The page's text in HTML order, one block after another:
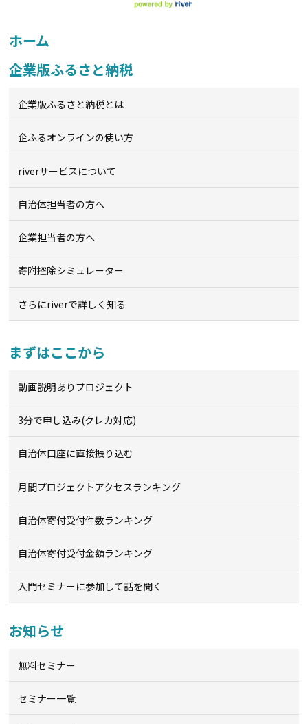
ホーム
企業版ふるさと納税
企業版ふるさと納税とは
企ふるオンラインの使い方
riverサービスについて
自治体担当者の方へ
企業担当者の方へ
寄附控除シミュレーター
さらにriverで詳しく知る
まずはここから
動画説明ありプロジェクト
3分で申し込み(クレカ対応)
自治体口座に直接振り込む
月間プロジェクトアクセスランキング
自治体寄付受付件数ランキング
自治体寄付受付金額ランキング
入門セミナーに参加して話を聞く
お知らせ
無料セミナー
セミナー一覧